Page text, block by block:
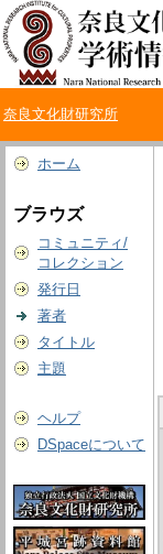
奈良文化財研究所
ホーム
ブラウズ
コミュニティ/
コレクション
発行日
著者
タイトル
主題
ヘルプ
DSpaceについて